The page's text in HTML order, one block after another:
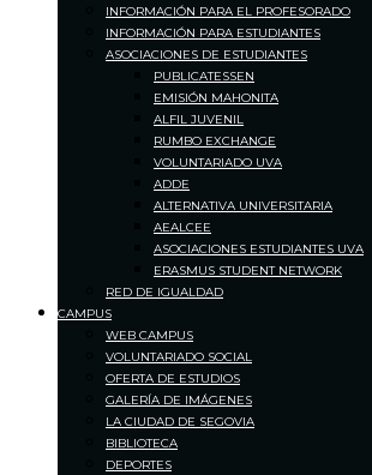
INFORMACIÓN PARA EL PROFESORADO
INFORMACIÓN PARA ESTUDIANTES
ASOCIACIONES DE ESTUDIANTES
PUBLICATESSEN
EMISIÓN MAHONITA
ALFIL JUVENIL
RUMBO EXCHANGE
VOLUNTARIADO UVA
ADDE
ALTERNATIVA UNIVERSITARIA
AEALCEE
ASOCIACIONES ESTUDIANTES UVA
ERASMUS STUDENT NETWORK
RED DE IGUALDAD
CAMPUS
WEB CAMPUS
VOLUNTARIADO SOCIAL
OFERTA DE ESTUDIOS
GALERÍA DE IMÁGENES
LA CIUDAD DE SEGOVIA
BIBLIOTECA
DEPORTES